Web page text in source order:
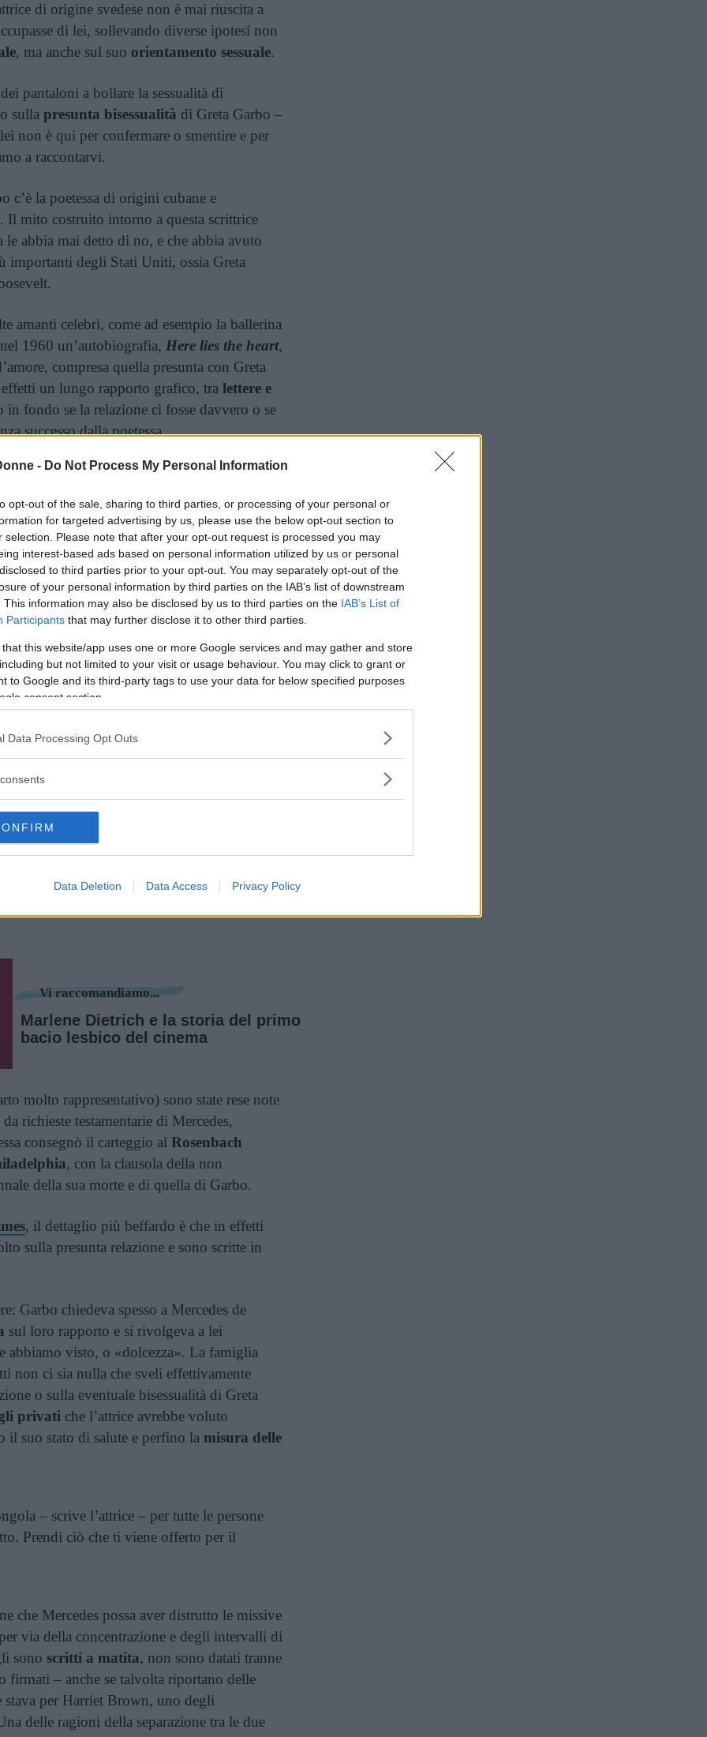
- Do Not Process My Personal Information
opt-out of the sale, sharing to third parties, or processing of your personal or
for targeted advertising by us, please use the below opt-out section to
selection. Please note that after your opt-out request is processed you may
interest-based ads based on personal information utilized by us or personal
to third parties prior to your opt-out. You may separately opt-out of the
of your personal information by third parties on the IAB’s list of downstream
This information may also be disclosed by us to third parties on the IAB’s List of
Participants that may further disclose it to other third parties.
that this website/app uses one or more Google services and may gather and store
but not limited to your visit or usage behaviour. You may click to grant or
to Google and its third-party tags to use your data for below specified purposes
consent section.
Data Processing Opt Outs
Data Deletion Data Access Privacy Policy
di origine svedese non è mai riuscita a
di lei, sollevando diverse ipotesi non
, ma anche sul suo orientamento sessuale.
pantaloni a bollare la sessualità di
sulla presunta bisessualità di Greta Garbo –
non è qui per confermare o smentire e per
a raccontarvi.
c’è la poetessa di origini cubane e
. Il mito costruito intorno a questa scrittrice
le abbia mai detto di no, e che abbia avuto
importanti degli Stati Uniti, ossia Greta
amanti celebri, come ad esempio la ballerina
1960 un’autobiografia, Here lies the heart,
compresa quella presunta con Greta
un lungo rapporto grafico, tra lettere e
in fondo se la relazione ci fosse davvero o se
successo dalla poetessa.
poetessa abbia mentito nel suo libro, scritto
in un periodo in cui era sola e malata,
più inadatto – scrive Garbo nella sua lettera
a Mercedes – Sii un bravo ragazzo e
Garbo fu ricattata da Mercedes. E lo fa
, grande amico dell’attrice. Nel 2000,
dell’autobiografia – che conteneva anche
dalla stessa Mercedes – l’attrice non
non la perdonò mai.
a leggere dopo la pubblicità
disse anche che avrebbe venduto 55 lettere
private per pagarsi le spese
Vi raccomandiamo...
Marlene Dietrich e la storia del primo
bacio lesbico del cinema
molto rappresentativo) sono state rese note
richieste testamentarie di Mercedes,
consegnò il carteggio al Rosenbach
, con la clausola della non
della sua morte e di quella di Garbo.
, il dettaglio più beffardo è che in effetti
sulla presunta relazione e sono scritte in
Garbo chiedeva spesso a Mercedes de
sul loro rapporto e si rivolgeva a lei
abbiamo visto, o «dolcezza». La famiglia
non ci sia nulla che sveli effettivamente
o sulla eventuale bisessualità di Greta
privati che l’attrice avrebbe voluto
il suo stato di salute e perfino la misura delle
– scrive l’attrice – per tutte le persone
Prendi ciò che ti viene offerto per il
che Mercedes possa aver distrutto le missive
via della concentrazione e degli intervalli di
sono scritti a matita, non sono datati tranne
firmati – anche se talvolta riportano delle
per Harriet Brown, uno degli
delle ragioni della separazione tra le due